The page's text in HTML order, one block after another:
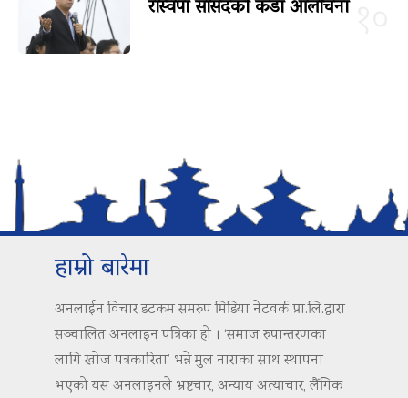
रास्वपा सांसदको कडा आलोचना
हाम्रो बारेमा
अनलाईन विचार डटकम समरुप मिडिया नेटवर्क प्रा.लि.द्वारा
सञ्चालित अनलाइन पत्रिका हो । ‘समाज रुपान्तरणका
लागि खोज पत्रकारिता’ भन्ने मुल नाराका साथ स्थापना
भएको यस अनलाइनले भ्रष्टचार, अन्याय अत्याचार, लैंगिक